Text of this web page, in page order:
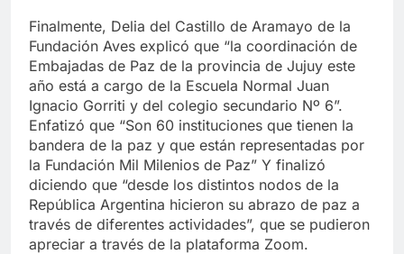
Finalmente, Delia del Castillo de Aramayo de la
Fundación Aves explicó que “la coordinación de
Embajadas de Paz de la provincia de Jujuy este
año está a cargo de la Escuela Normal Juan
Ignacio Gorriti y del colegio secundario Nº 6”.
Enfatizó que “Son 60 instituciones que tienen la
bandera de la paz y que están representadas por
la Fundación Mil Milenios de Paz” Y finalizó
diciendo que “desde los distintos nodos de la
República Argentina hicieron su abrazo de paz a
través de diferentes actividades”, que se pudieron
apreciar a través de la plataforma Zoom.